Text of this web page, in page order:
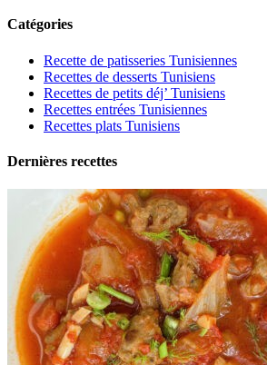
Catégories
Recette de patisseries Tunisiennes
Recettes de desserts Tunisiens
Recettes de petits déj’ Tunisiens
Recettes entrées Tunisiennes
Recettes plats Tunisiens
Dernières recettes